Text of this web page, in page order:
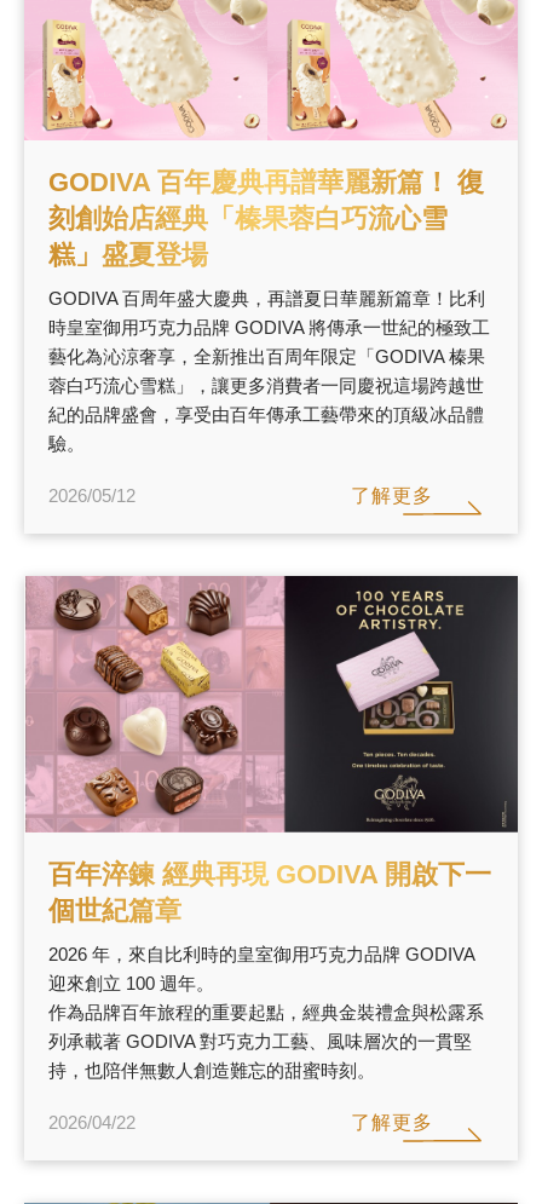
GODIVA 百年慶典再譜華麗新篇！ 復
刻創始店經典「榛果蓉白巧流心雪
糕」盛夏登場
GODIVA 百周年盛大慶典，再譜夏日華麗新篇章！比利
時皇室御用巧克力品牌 GODIVA 將傳承一世紀的極致工
藝化為沁涼奢享，全新推出百周年限定「GODIVA 榛果
蓉白巧流心雪糕」，讓更多消費者一同慶祝這場跨越世
紀的品牌盛會，享受由百年傳承工藝帶來的頂級冰品體
驗。
2026/05/12 了解更多
百年淬鍊 經典再現 GODIVA 開啟下一
個世紀篇章
2026 年，來自比利時的皇室御用巧克力品牌 GODIVA
迎來創立 100 週年。
作為品牌百年旅程的重要起點，經典金裝禮盒與松露系
列承載著 GODIVA 對巧克力工藝、風味層次的一貫堅
持，也陪伴無數人創造難忘的甜蜜時刻。
2026/04/22 了解更多